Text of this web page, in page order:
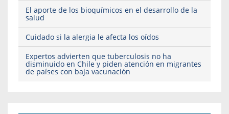
El aporte de los bioquímicos en el desarrollo de la
salud
Cuidado si la alergia le afecta los oídos
Expertos advierten que tuberculosis no ha
disminuido en Chile y piden atención en migrantes
de países con baja vacunación